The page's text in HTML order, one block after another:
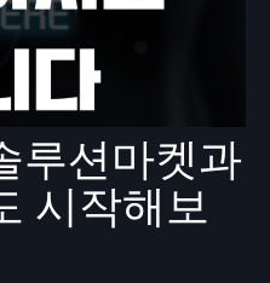
루션마켓과
시작해보